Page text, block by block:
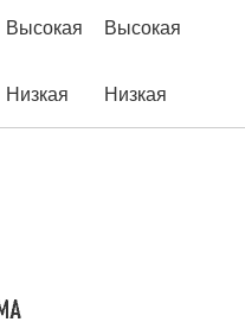
Высокая
Высокая
Низкая Низкая